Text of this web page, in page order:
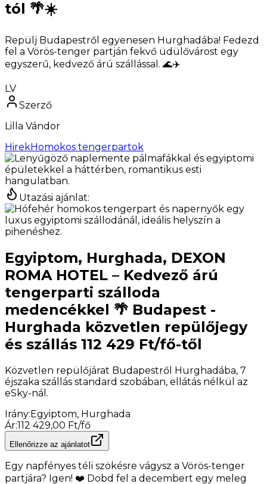
tól 🌴☀️
Repülj Budapestről egyenesen Hurghadába! Fedezd
fel a Vörös-tenger partján fekvő üdülővárost egy
egyszerű, kedvező árú szállással. 🌊✈️
LV
Szerző
Lilla Vándor
HirekHomokos tengerpartok
Utazási ajánlat:
Egyiptom, Hurghada, DEXON
ROMA HOTEL – Kedvező árú
tengerparti szálloda
medencékkel 🌴 Budapest -
Hurghada közvetlen repülőjegy
és szállás 112 429 Ft/fő-től
Közvetlen repülőjárat Budapestről Hurghadába, 7
éjszaka szállás standard szobában, ellátás nélkül az
eSky-nál.
Irány:Egyiptom, Hurghada
Ár:112 429,00 Ft/fő
Ellenőrizze az ajánlatot
Egy napfényes téli szökésre vágysz a Vörös-tenger
partjára? Igen! ❤️ Dobd fel a decembert egy meleg